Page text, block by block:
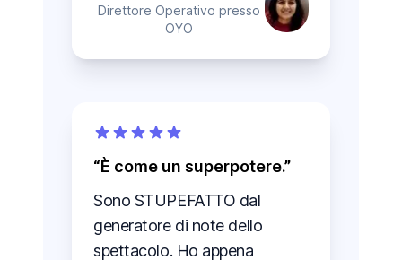
Direttore Operativo presso
OYO
È come un superpotere.
Sono STUPEFATTO dal
generatore di note dello
spettacolo. Ho appena